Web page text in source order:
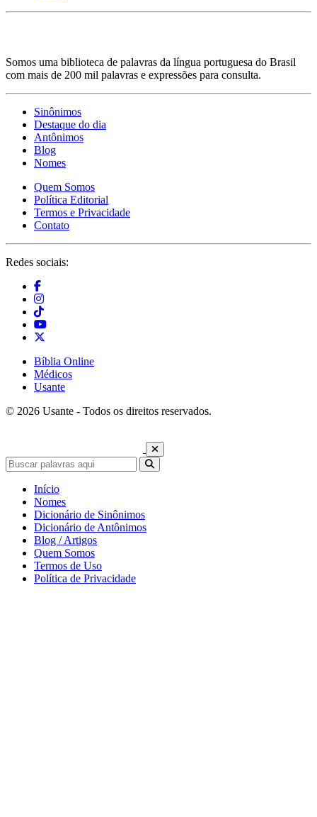
Somos uma biblioteca de palavras da língua portuguesa do Brasil
com mais de 200 mil palavras e expressões para consulta.
Sinônimos
Destaque do dia
Antônimos
Blog
Nomes
Quem Somos
Política Editorial
Termos e Privacidade
Contato
Redes sociais:
Bíblia Online
Médicos
Usante
© 2026 Usante - Todos os direitos reservados.
Início
Nomes
Dicionário de Sinônimos
Dicionário de Antônimos
Blog / Artigos
Quem Somos
Termos de Uso
Política de Privacidade